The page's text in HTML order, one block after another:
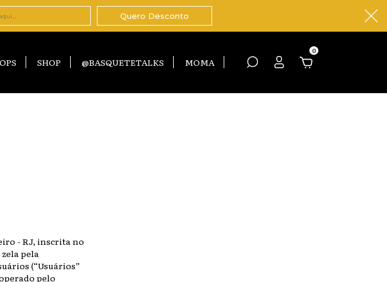
Quero Desconto
SHOP @BASQUETETALKS MOMA
0
- RJ, inscrita no
zela pela
(“Usuários”
pelo